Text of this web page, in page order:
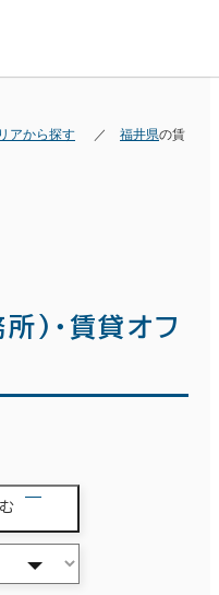
アから探す
福井県の賃
)・賃貸オフ